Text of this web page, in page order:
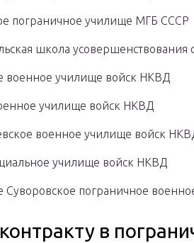
пограничное училище МГБ СССР
школа усовершенствования
военное училище войск НКВД
училище войск НКВД
военное училище войск
училище войск НКВД
Суворовское пограничное
в